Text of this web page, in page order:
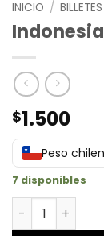
INICIO / BILLETES
$1.500
Peso
7 disponibles
Indonesia -